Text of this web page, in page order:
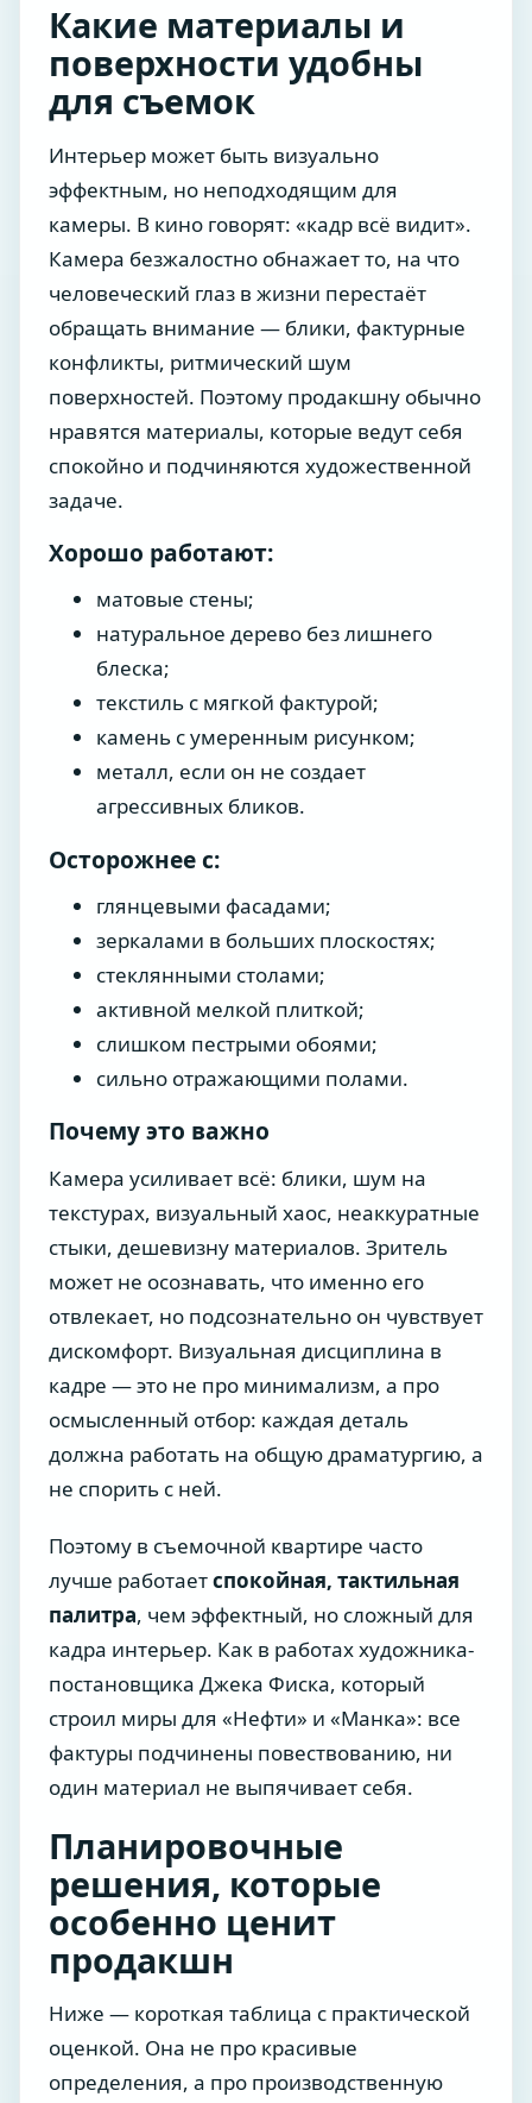
Какие материалы и
поверхности удобны
для съемок
Интерьер может быть визуально
эффектным, но неподходящим для
камеры. В кино говорят: «кадр всё видит».
Камера безжалостно обнажает то, на что
человеческий глаз в жизни перестаёт
обращать внимание — блики, фактурные
конфликты, ритмический шум
поверхностей. Поэтому продакшну обычно
нравятся материалы, которые ведут себя
спокойно и подчиняются художественной
задаче.
Хорошо работают:
матовые стены;
натуральное дерево без лишнего
блеска;
текстиль с мягкой фактурой;
камень с умеренным рисунком;
металл, если он не создает
агрессивных бликов.
Осторожнее с:
глянцевыми фасадами;
зеркалами в больших плоскостях;
стеклянными столами;
активной мелкой плиткой;
слишком пестрыми обоями;
сильно отражающими полами.
Почему это важно
Камера усиливает всё: блики, шум на
текстурах, визуальный хаос, неаккуратные
стыки, дешевизну материалов. Зритель
может не осознавать, что именно его
отвлекает, но подсознательно он чувствует
дискомфорт. Визуальная дисциплина в
кадре — это не про минимализм, а про
осмысленный отбор: каждая деталь
должна работать на общую драматургию, а
не спорить с ней.
Поэтому в съемочной квартире часто
лучше работаетспокойная, тактильная
палитра, чем эффектный, но сложный для
кадра интерьер. Как в работах художника-
постановщика Джека Фиска, который
строил миры для «Нефти» и «Манка»: все
фактуры подчинены повествованию, ни
один материал не выпячивает себя.
Планировочные
решения, которые
особенно ценит
продакшн
Ниже — короткая таблица с практической
оценкой. Она не про красивые
определения, а про производственную